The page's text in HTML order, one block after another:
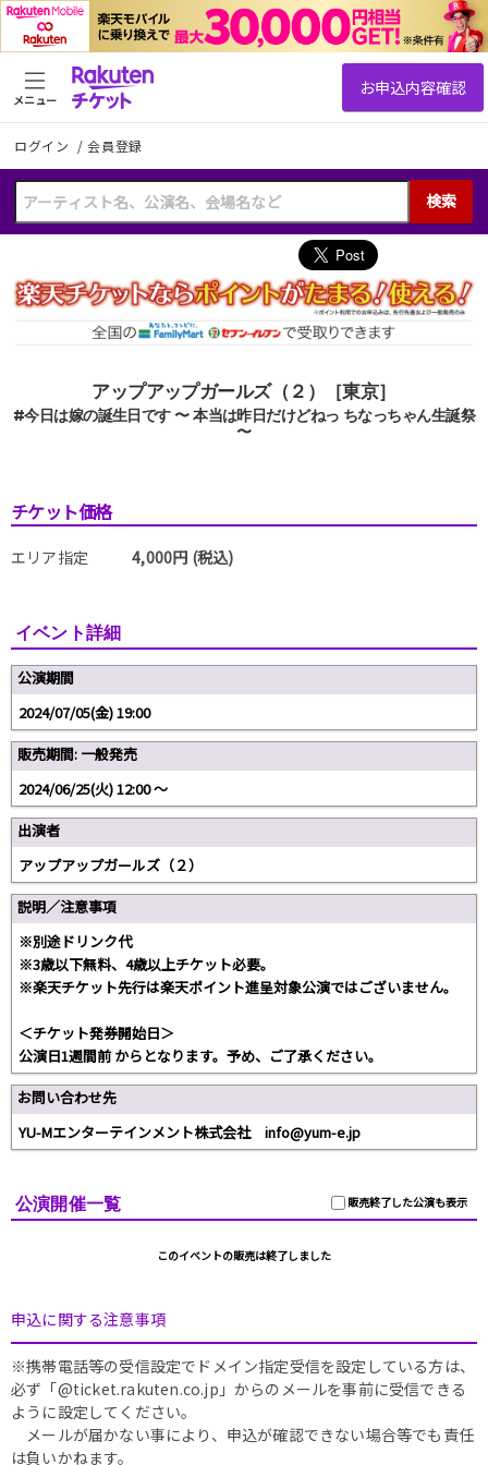
ログイン /会員登録
検索
メニュー
アップアップガールズ（２）［東京］
#今日は嫁の誕生日です 〜 本当は昨日だけどねっ ちなっちゃん生誕祭
〜
チケット価格
エリア指定 4,000円 (税込)
イベント詳細
公演期間
2024/07/05(金) 19:00
販売期間: 一般発売
2024/06/25(火) 12:00 〜
出演者
アップアップガールズ（２）
説明／注意事項
※別途ドリンク代
※3歳以下無料、4歳以上チケット必要。
※楽天チケット先行は楽天ポイント進呈対象公演ではございません。
＜チケット発券開始日＞
公演日1週間前 からとなります。予め、ご了承ください。
お問い合わせ先
YU-Mエンターテインメント株式会社 info@yum-e.jp
販売終了した公演も表示
公演開催一覧
このイベントの販売は終了しました
申込に関する注意事項
※携帯電話等の受信設定でドメイン指定受信を設定している方は、
必ず「@ticket.rakuten.co.jp」からのメールを事前に受信できる
ように設定してください。
メールが届かない事により、申込が確認できない場合等でも責任
は負いかねます。